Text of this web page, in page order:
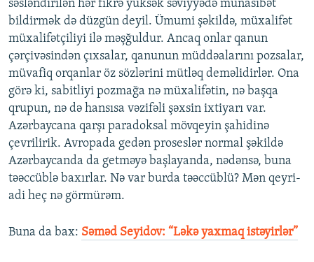
səsləndirilən hər fikrə yüksək səviyyədə münasibət
bildirmək də düzgün deyil. Ümumi şəkildə, müxalifət
müxalifətçiliyi ilə məşğuldur. Ancaq onlar qanun
çərçivəsindən çıxsalar, qanunun müddəalarını pozsalar,
müvafiq orqanlar öz sözlərini mütləq deməlidirlər. Ona
görə ki, sabitliyi pozmağa nə müxalifətin, nə başqa
qrupun, nə də hansısa vəzifəli şəxsin ixtiyarı var.
Azərbaycana qarşı paradoksal mövqeyin şahidinə
çevrilirik. Avropada gedən proseslər normal şəkildə
Azərbaycanda da getməyə başlayanda, nədənsə, buna
təəccüblə baxırlar. Nə var burda təəccüblü? Mən qeyri-
adi heç nə görmürəm.
Buna da bax:​ Səməd Seyidov: “Ləkə yaxmaq istəyirlər”